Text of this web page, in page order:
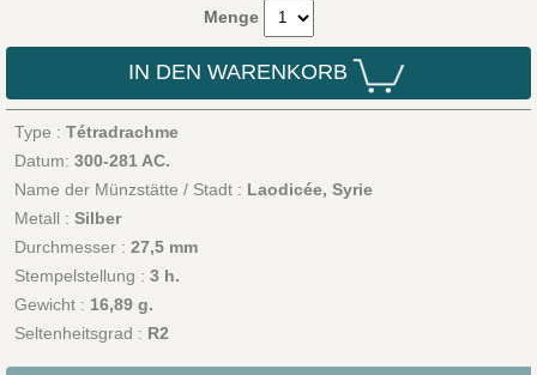
Menge
IN DEN WARENKORB
Type : Tétradrachme
Datum: 300-281 AC.
Name der Münzstätte / Stadt : Laodicée, Syrie
Metall : Silber
Durchmesser : 27,5 mm
Stempelstellung : 3 h.
Gewicht : 16,89 g.
Seltenheitsgrad : R2